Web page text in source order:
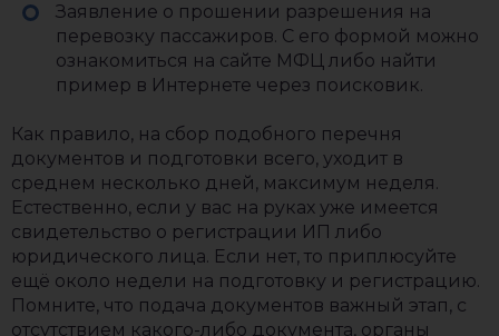
Заявление о прошении разрешения на
перевозку пассажиров. С его формой можно
ознакомиться на сайте МФЦ либо найти
пример в Интернете через поисковик.
Как правило, на сбор подобного перечня
документов и подготовки всего, уходит в
среднем несколько дней, максимум неделя.
Естественно, если у вас на руках уже имеется
свидетельство о регистрации ИП либо
юридического лица. Если нет, то приплюсуйте
ещё около недели на подготовку и регистрацию.
Помните, что подача документов важный этап, с
отсутствием какого-либо документа, органы